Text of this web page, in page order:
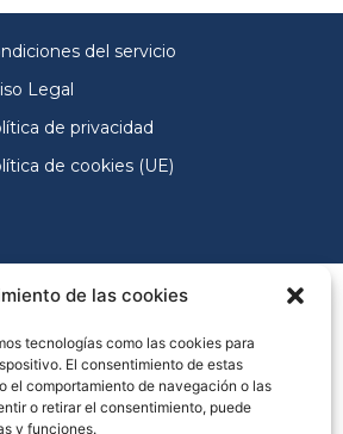
de las cookies
tecnologías como las cookies para
El consentimiento de estas
el comportamiento de navegación o las
o retirar el consentimiento, puede
y funciones.
del servicio
Legal
de privacidad
de cookies (UE)